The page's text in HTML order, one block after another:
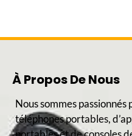
À Propos De Nous
Nous sommes
téléphones portables,